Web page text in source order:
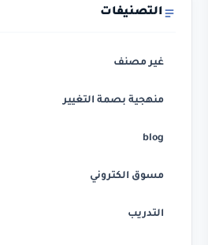
التصنيفات
غير مصنف
منهجية بصمة التغيير
blog
مسوق الكتروني
التدريب